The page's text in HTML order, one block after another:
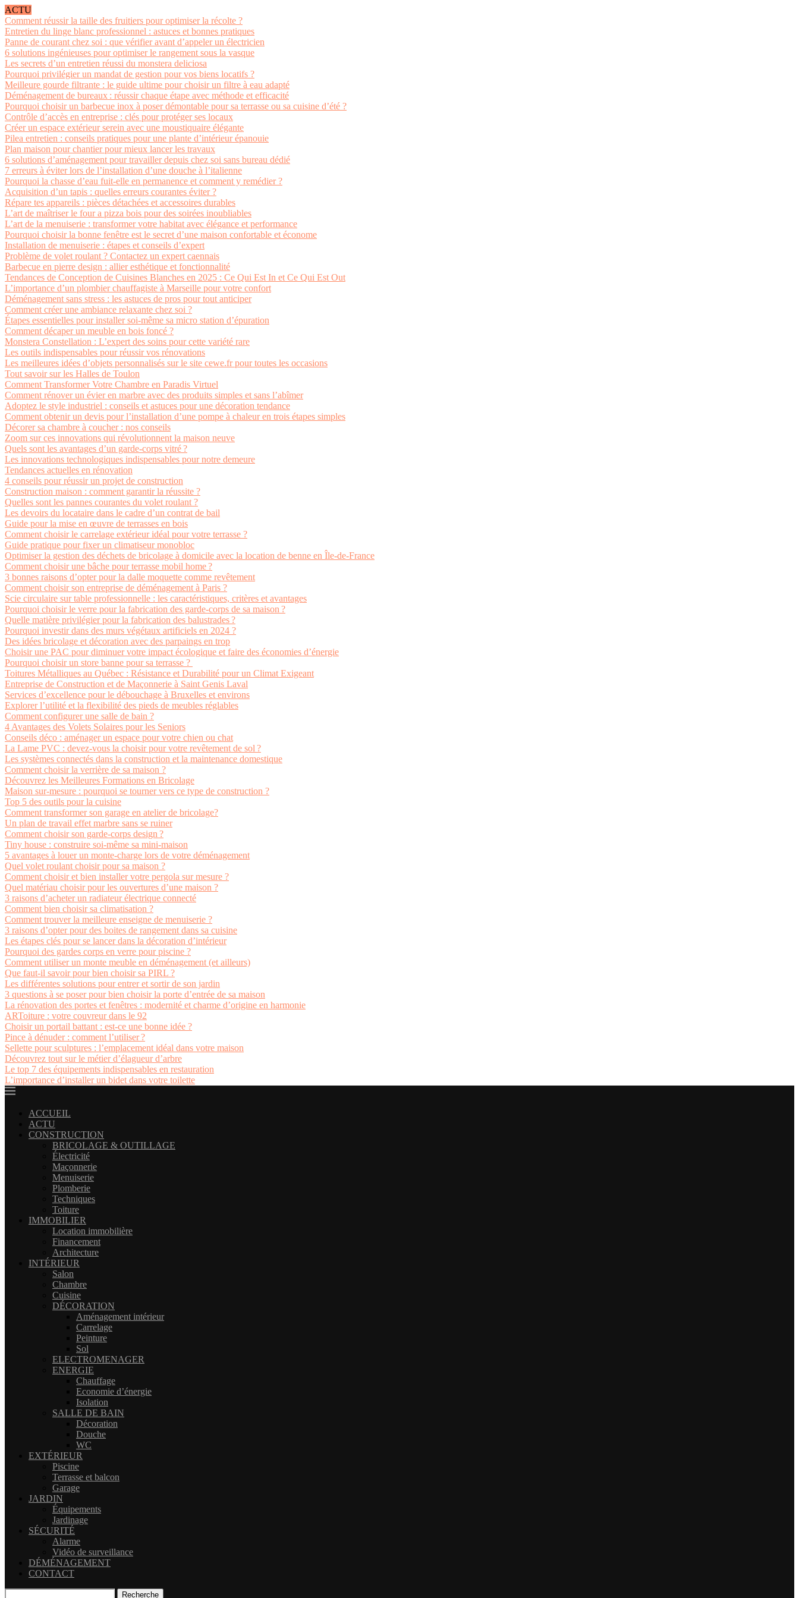
ACTU
Comment réussir la taille des fruitiers pour optimiser la récolte ?
Entretien du linge blanc professionnel : astuces et bonnes pratiques
Panne de courant chez soi : que vérifier avant d’appeler un électricien
6 solutions ingénieuses pour optimiser le rangement sous la vasque
Les secrets d’un entretien réussi du monstera deliciosa
Pourquoi privilégier un mandat de gestion pour vos biens locatifs ?
Meilleure gourde filtrante : le guide ultime pour choisir un filtre à eau adapté
Déménagement de bureaux : réussir chaque étape avec méthode et efficacité
Pourquoi choisir un barbecue inox à poser démontable pour sa terrasse ou sa cuisine d’été ?
Contrôle d’accès en entreprise : clés pour protéger ses locaux
Créer un espace extérieur serein avec une moustiquaire élégante
Pilea entretien : conseils pratiques pour une plante d’intérieur épanouie
Plan maison pour chantier pour mieux lancer les travaux
6 solutions d’aménagement pour travailler depuis chez soi sans bureau dédié
7 erreurs à éviter lors de l’installation d’une douche à l’italienne
Pourquoi la chasse d’eau fuit-elle en permanence et comment y remédier ?
Acquisition d’un tapis : quelles erreurs courantes éviter ?
Répare tes appareils : pièces détachées et accessoires durables
L’art de maîtriser le four a pizza bois pour des soirées inoubliables
L’art de la menuiserie : transformer votre habitat avec élégance et performance
Pourquoi choisir la bonne fenêtre est le secret d’une maison confortable et économe
Installation de menuiserie : étapes et conseils d’expert
Problème de volet roulant ? Contactez un expert caennais
Barbecue en pierre design : allier esthétique et fonctionnalité
Tendances de Conception de Cuisines Blanches en 2025 : Ce Qui Est In et Ce Qui Est Out
L’importance d’un plombier chauffagiste à Marseille pour votre confort
Déménagement sans stress : les astuces de pros pour tout anticiper
Comment créer une ambiance relaxante chez soi ?
Étapes essentielles pour installer soi-même sa micro station d’épuration
Comment décaper un meuble en bois foncé ?
Monstera Constellation : L’expert des soins pour cette variété rare
Les outils indispensables pour réussir vos rénovations
Les meilleures idées d’objets personnalisés sur le site cewe.fr pour toutes les occasions
Tout savoir sur les Halles de Toulon
Comment Transformer Votre Chambre en Paradis Virtuel
Comment rénover un évier en marbre avec des produits simples et sans l’abîmer
Adoptez le style industriel : conseils et astuces pour une décoration tendance
Comment obtenir un devis pour l’installation d’une pompe à chaleur en trois étapes simples
Décorer sa chambre à coucher : nos conseils
Zoom sur ces innovations qui révolutionnent la maison neuve
Quels sont les avantages d’un garde-corps vitré ?
Les innovations technologiques indispensables pour notre demeure
Tendances actuelles en rénovation
4 conseils pour réussir un projet de construction
Construction maison : comment garantir la réussite ?
Quelles sont les pannes courantes du volet roulant ?
Les devoirs du locataire dans le cadre d’un contrat de bail
Guide pour la mise en œuvre de terrasses en bois
Comment choisir le carrelage extérieur idéal pour votre terrasse ?
Guide pratique pour fixer un climatiseur monobloc
Optimiser la gestion des déchets de bricolage à domicile avec la location de benne en Île-de-France
Comment choisir une bâche pour terrasse mobil home ?
3 bonnes raisons d’opter pour la dalle moquette comme revêtement
Comment choisir son entreprise de déménagement à Paris ?
Scie circulaire sur table professionnelle : les caractéristiques, critères et avantages
Pourquoi choisir le verre pour la fabrication des garde-corps de sa maison ?
Quelle matière privilégier pour la fabrication des balustrades ?
Pourquoi investir dans des murs végétaux artificiels en 2024 ?
Des idées bricolage et décoration avec des parpaings en trop
Choisir une PAC pour diminuer votre impact écologique et faire des économies d’énergie
Pourquoi choisir un store banne pour sa terrasse ?
Toitures Métalliques au Québec : Résistance et Durabilité pour un Climat Exigeant
Entreprise de Construction et de Maçonnerie à Saint Genis Laval
Services d’excellence pour le débouchage à Bruxelles et environs
Explorer l’utilité et la flexibilité des pieds de meubles réglables
Comment configurer une salle de bain ?
4 Avantages des Volets Solaires pour les Seniors
Conseils déco : aménager un espace pour votre chien ou chat
La Lame PVC : devez-vous la choisir pour votre revêtement de sol ?
Les systèmes connectés dans la construction et la maintenance domestique
Comment choisir la verrière de sa maison ?
Découvrez les Meilleures Formations en Bricolage
Maison sur-mesure : pourquoi se tourner vers ce type de construction ?
Top 5 des outils pour la cuisine
Comment transformer son garage en atelier de bricolage?
Un plan de travail effet marbre sans se ruiner
Comment choisir son garde-corps design ?
Tiny house : construire soi-même sa mini-maison
5 avantages à louer un monte-charge lors de votre déménagement
Quel volet roulant choisir pour sa maison ?
Comment choisir et bien installer votre pergola sur mesure ?
Quel matériau choisir pour les ouvertures d’une maison ?
3 raisons d’acheter un radiateur électrique connecté
Comment bien choisir sa climatisation ?
Comment trouver la meilleure enseigne de menuiserie ?
3 raisons d’opter pour des boites de rangement dans sa cuisine
Les étapes clés pour se lancer dans la décoration d’intérieur
Pourquoi des gardes corps en verre pour piscine ?
Comment utiliser un monte meuble en déménagement (et ailleurs)
Que faut-il savoir pour bien choisir sa PIRL ?
Les différentes solutions pour entrer et sortir de son jardin
3 questions à se poser pour bien choisir la porte d’entrée de sa maison
La rénovation des portes et fenêtres : modernité et charme d’origine en harmonie
ARToiture : votre couvreur dans le 92
Choisir un portail battant : est-ce une bonne idée ?
Pince à dénuder : comment l’utiliser ?
Sellette pour sculptures : l’emplacement idéal dans votre maison
Découvrez tout sur le métier d’élagueur d’arbre
Le top 7 des équipements indispensables en restauration
L’importance d’installer un bidet dans votre toilette
ACCUEIL
ACTU
CONSTRUCTION
BRICOLAGE & OUTILLAGE
Électricité
Maçonnerie
Menuiserie
Plomberie
Techniques
Toiture
IMMOBILIER
Location immobilière
Financement
Architecture
INTÉRIEUR
Salon
Chambre
Cuisine
DÉCORATION
Aménagement intérieur
Carrelage
Peinture
Sol
ELECTROMENAGER
ENERGIE
Chauffage
Economie d’énergie
Isolation
SALLE DE BAIN
Décoration
Douche
WC
EXTÉRIEUR
Piscine
Terrasse et balcon
Garage
JARDIN
Équipements
Jardinage
SÉCURITÉ
Alarme
Vidéo de surveillance
DÉMÉNAGEMENT
CONTACT
Recherche